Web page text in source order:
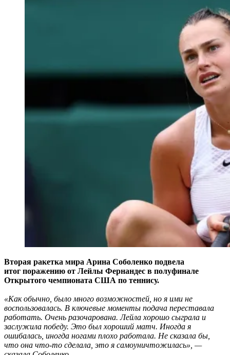
Вторая ракетка мира Арина Соболенко подвела
итог поражению от Лейлы Фернандес в полуфинале
Открытого чемпионата США по теннису.
«Как обычно, было много возможностей, но я ими не
воспользовалась. В ключевые моменты подача переставала
работать. Очень разочарована. Лейла хорошо сыграла и
заслужила победу. Это был хороший матч. Иногда я
ошибалась, иногда ногами плохо работала. Не сказала бы,
что она что-то сделала, это я самоуничтожилась», —